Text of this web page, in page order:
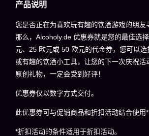
产品说明
您是否正在为喜欢玩有趣的饮酒游戏的朋友
那么，Alcoholy.de 优惠券就是您的最佳选
元、25 欧元或 50 欧元的代金券，您可以
或有趣的饮酒小工具，让您的下一次庆祝活
原创礼物，一定会受到好评！
优惠券仅以数字方式交付。
此优惠券可与促销商品和折扣活动结合使用*
*折扣活动的条件适用于折扣活动。